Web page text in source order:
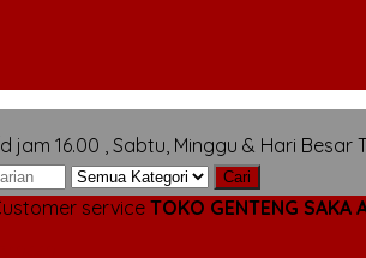
jam 16.00 , Sabtu, Minggu & Hari Besar
Cari
service TOKO GENTENG SAKA